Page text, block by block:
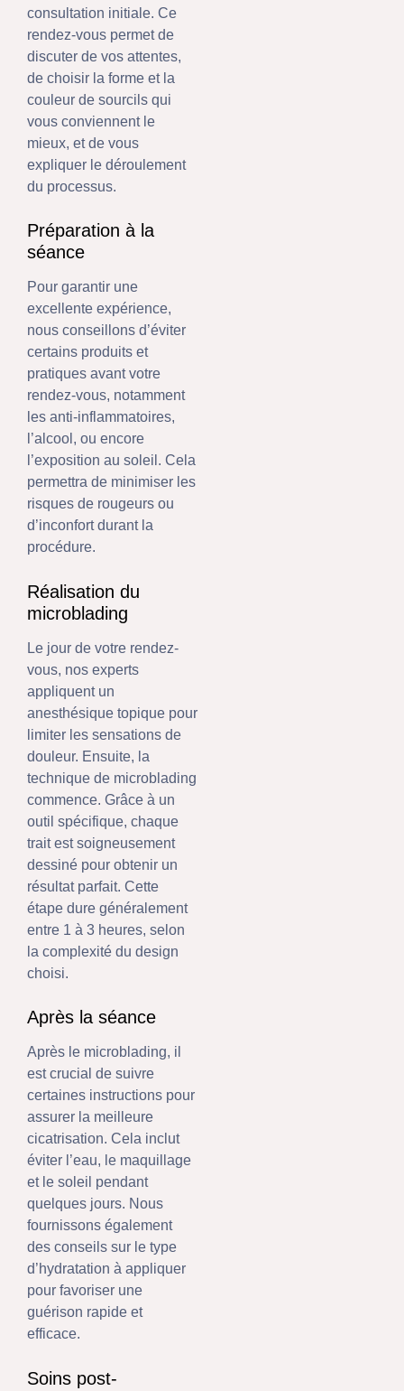
consultation initiale. Ce
rendez-vous permet de
discuter de vos attentes,
de choisir la forme et la
couleur de sourcils qui
vous conviennent le
mieux, et de vous
expliquer le déroulement
du processus.
Préparation à la
séance
Pour garantir une
excellente expérience,
nous conseillons d’éviter
certains produits et
pratiques avant votre
rendez-vous, notamment
les anti-inflammatoires,
l’alcool, ou encore
l’exposition au soleil. Cela
permettra de minimiser les
risques de rougeurs ou
d’inconfort durant la
procédure.
Réalisation du
microblading
Le jour de votre rendez-
vous, nos experts
appliquent un
anesthésique topique pour
limiter les sensations de
douleur. Ensuite, la
technique de microblading
commence. Grâce à un
outil spécifique, chaque
trait est soigneusement
dessiné pour obtenir un
résultat parfait. Cette
étape dure généralement
entre 1 à 3 heures, selon
la complexité du design
choisi.
Après la séance
Après le microblading, il
est crucial de suivre
certaines instructions pour
assurer la meilleure
cicatrisation. Cela inclut
éviter l’eau, le maquillage
et le soleil pendant
quelques jours. Nous
fournissons également
des conseils sur le type
d’hydratation à appliquer
pour favoriser une
guérison rapide et
efficace.
Soins post-